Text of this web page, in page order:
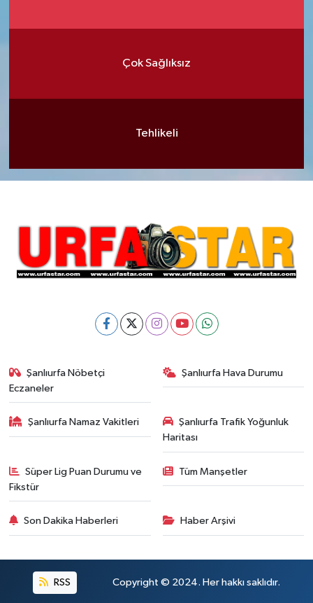
Çok Sağlıksız
Tehlikeli
Şanlıurfa Nöbetçi
Eczaneler
Şanlıurfa Hava Durumu
Şanlıurfa Namaz Vakitleri
Şanlıurfa Trafik Yoğunluk
Haritası
Süper Lig Puan Durumu ve
Fikstür
Tüm Manşetler
Son Dakika Haberleri Haber Arşivi
RSS Copyright © 2024. Her hakkı saklıdır.